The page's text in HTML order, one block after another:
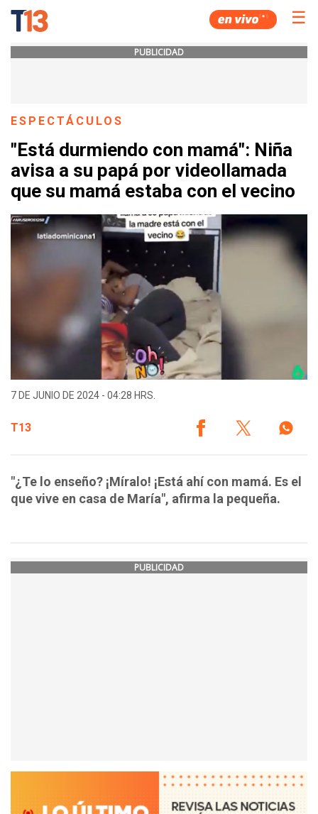
☰
PUBLICIDAD
ESPECTÁCULOS
"Está durmiendo con mamá": Niña
avisa a su papá por videollamada
que su mamá estaba con el vecino
7 DE JUNIO DE 2024 - 04:28 HRS.
T13
"¿Te lo enseño? ¡Míralo! ¡Está ahí con mamá. Es el
que vive en casa de María", afirma la pequeña.
PUBLICIDAD